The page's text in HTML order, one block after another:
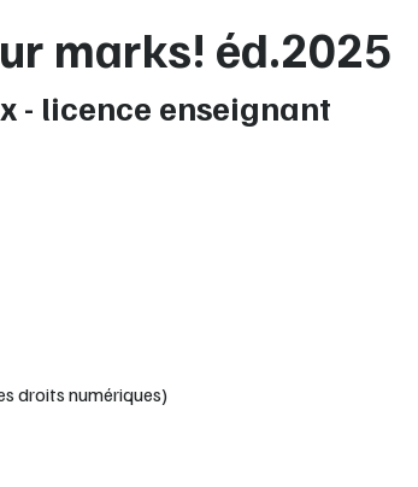
marks! éd.2025
- licence enseignant
droits numériques)